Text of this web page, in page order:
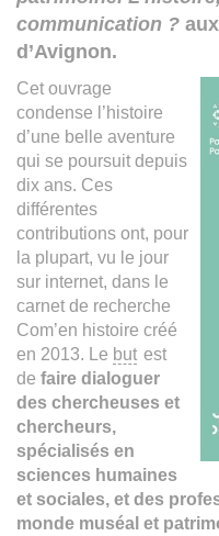
communication ?
d’Avignon.
Cet ouvrage
condense l’histoire
d’une belle aventure
qui se poursuit depuis
dix ans. Ces
différentes
contributions ont, pour
la plupart, vu le jour
sur internet, dans le
carnet de recherche
Com’en histoire créé
en 2013. Le but est
de faire dialoguer
des chercheuses et
chercheurs,
spécialisés en
sciences humaines
et sociales, et des
monde muséal et